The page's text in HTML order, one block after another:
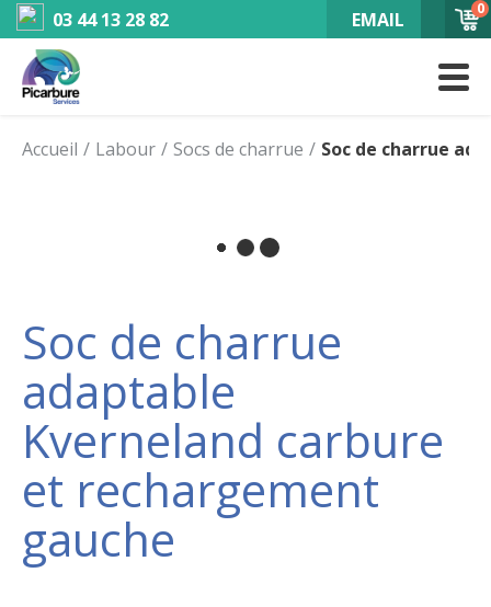
03 44 13 28 82 EMAIL 0
Accueil Labour Socs de charrue Soc de charrue
Soc de charrue
adaptable
Kverneland carbure
et rechargement
gauche